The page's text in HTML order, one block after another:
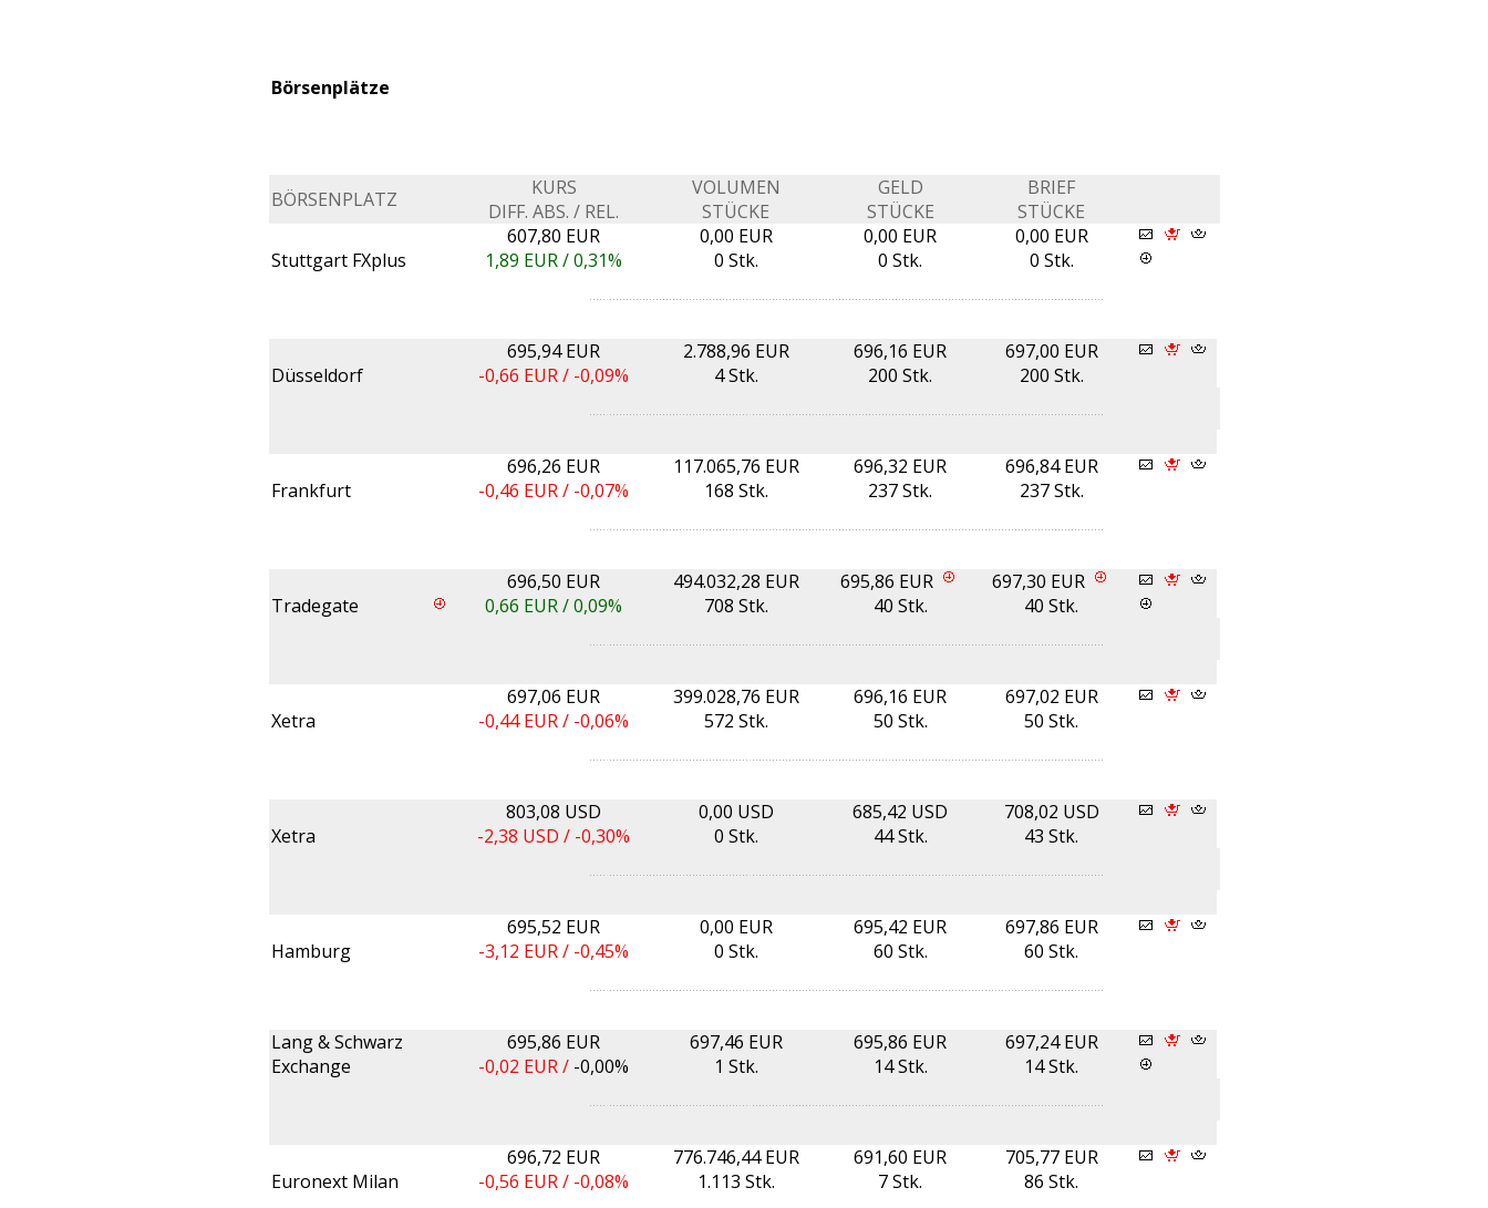
Börsenplätze
BÖRSENPLATZ
KURS
DIFF. ABS. / REL.
VOLUMEN
STÜCKE
GELD
STÜCKE
BRIEF
STÜCKE
Stuttgart FXplus
607,80 EUR
1,89 EUR /0,31%
0,00 EUR
0 Stk.
0,00 EUR
0 Stk.
0,00 EUR
0 Stk.
Düsseldorf
695,94 EUR
-0,66 EUR / -0,09%
2.788,96 EUR
4 Stk.
696,16 EUR
200 Stk.
697,00 EUR
200 Stk.
Frankfurt
696,26 EUR
-0,46 EUR / -0,07%
117.065,76 EUR
168 Stk.
696,32 EUR
237 Stk.
696,84 EUR
237 Stk.
Tradegate
696,50 EUR
0,66 EUR /0,09%
494.032,28 EUR
708 Stk.
695,86 EUR
40 Stk.
697,30 EUR
40 Stk.
Xetra
697,06 EUR
-0,44EUR / -0,06%
399.028,76 EUR
572 Stk.
696,16 EUR
50 Stk.
697,02 EUR
50 Stk.
Xetra
803,08 USD
-2,38 USD / -0,30%
0,00 USD
0 Stk.
685,42 USD
44 Stk.
708,02 USD
43 Stk.
Hamburg
695,52 EUR
-3,12 EUR / -0,45%
0,00 EUR
0 Stk.
695,42 EUR
60 Stk.
697,86 EUR
60 Stk.
Lang & Schwarz
Exchange
695,86 EUR
-0,02 EUR / -0,00%
697,46 EUR
1 Stk.
695,86 EUR
14 Stk.
697,24 EUR
14 Stk.
Euronext Milan
696,72 EUR
-0,56 EUR / -0,08%
776.746,44 EUR
1.113 Stk.
691,60 EUR
7 Stk.
705,77 EUR
86 Stk.